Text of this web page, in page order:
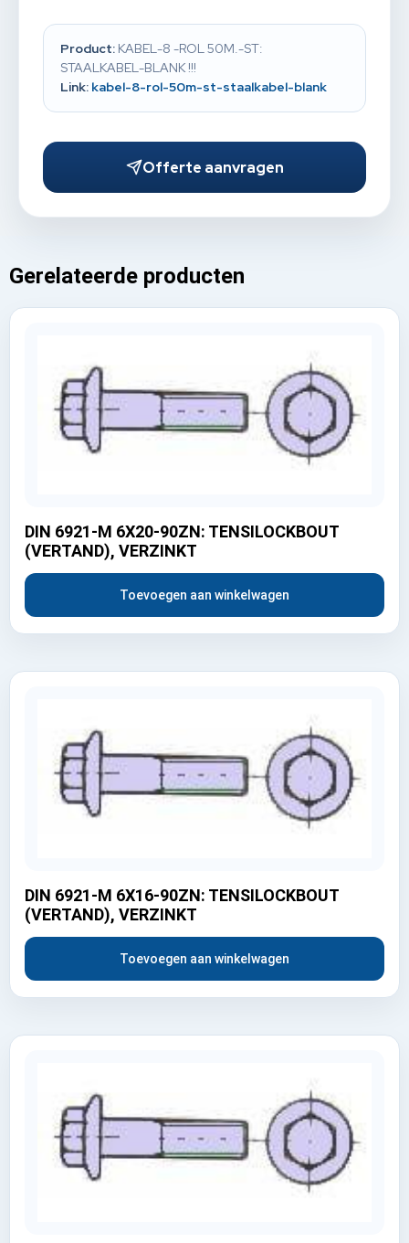
Product: KABEL-8 -ROL 50M.-ST:
STAALKABEL-BLANK !!!
Link: kabel-8-rol-50m-st-staalkabel-blank
Offerte aanvragen
Gerelateerde producten
DIN 6921-M 6X20-90ZN: TENSILOCKBOUT
(VERTAND), VERZINKT
Toevoegen aan winkelwagen
DIN 6921-M 6X16-90ZN: TENSILOCKBOUT
(VERTAND), VERZINKT
Toevoegen aan winkelwagen